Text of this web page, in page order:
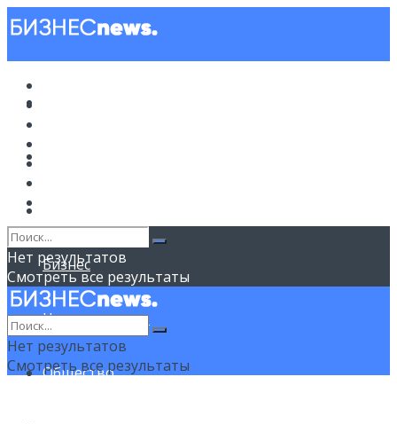
Бизнес
Недвижимость
Общество
Нет результатов
Смотреть все результаты
Нет результатов
Смотреть все результаты